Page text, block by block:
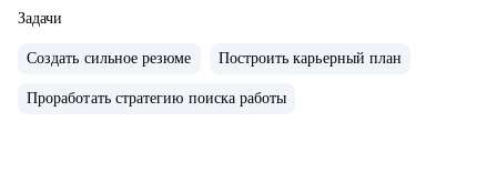
• сейчас развиваю бренд работодателя в лидере HR-tech
России.
развития HR-бренда
Задачи
Создать сильное резюме Построить карьерный план
Проработать стратегию поиска работы